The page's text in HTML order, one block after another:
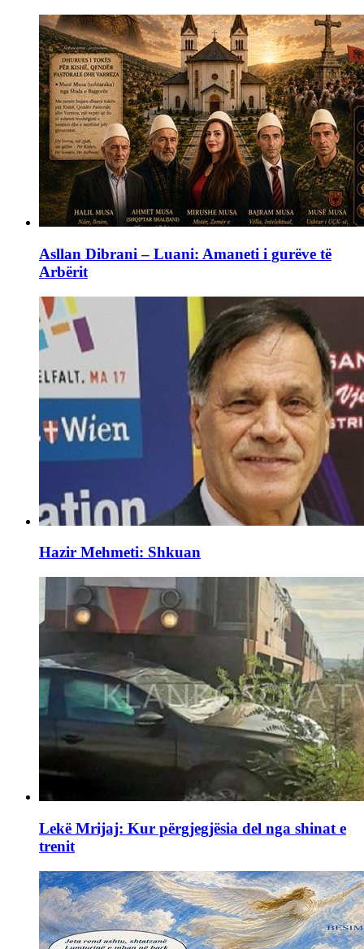
Asllan Dibrani – Luani: Amaneti i gurëve të
Arbërit
Hazir Mehmeti: Shkuan
Lekë Mrijaj: Kur përgjegjësia del nga shinat e
trenit